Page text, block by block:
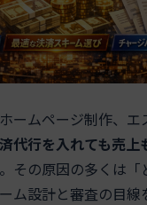
ームページ制作、エ
代行を入れても売上
。その原因の多くは「
ム設計と審査の目線